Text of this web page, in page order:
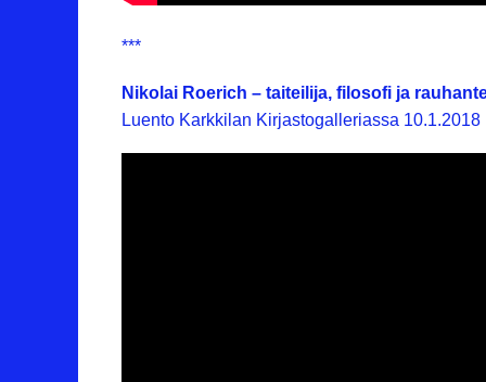
***
Nikolai Roerich – taiteilija, filosofi ja
Luento Karkkilan Kirjastogalleriassa 10.1.2018